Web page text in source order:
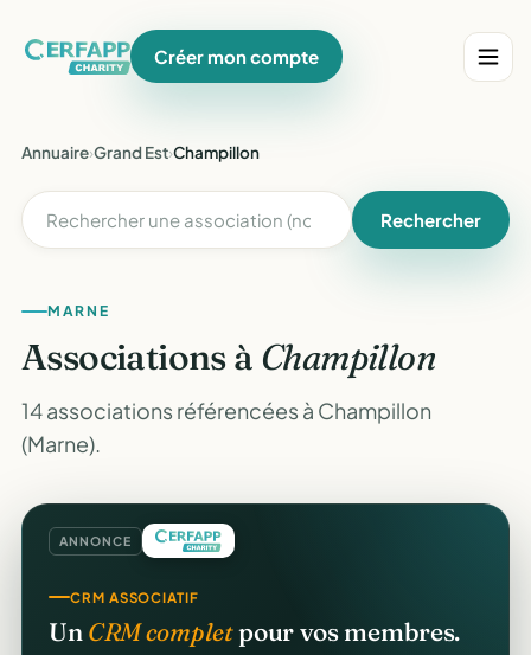
Créer mon compte
Annuaire›Grand Est›Champillon
Rechercher
MARNE
Associations à Champillon
14 associations référencées à Champillon
(Marne).
ANNONCE
REÇUS FISCAUX
Vos reçusCERFAautomatiques.
CRM ASSOCIATIF
UnCRM completpour vos membres.